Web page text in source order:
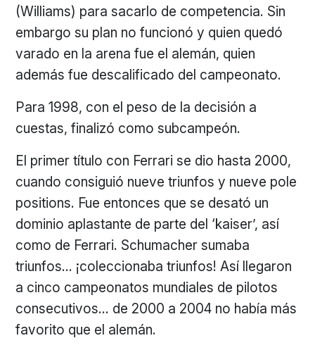
(Williams) para sacarlo de competencia. Sin
embargo su plan no funcionó y quien quedó
varado en la arena fue el alemán, quien
además fue descalificado del campeonato.
Para 1998, con el peso de la decisión a
cuestas, finalizó como subcampeón.
El primer título con Ferrari se dio hasta 2000,
cuando consiguió nueve triunfos y nueve pole
positions. Fue entonces que se desató un
dominio aplastante de parte del ‘kaiser’, así
como de Ferrari. Schumacher sumaba
triunfos… ¡coleccionaba triunfos! Así llegaron
a cinco campeonatos mundiales de pilotos
consecutivos… de 2000 a 2004 no había más
favorito que el alemán.